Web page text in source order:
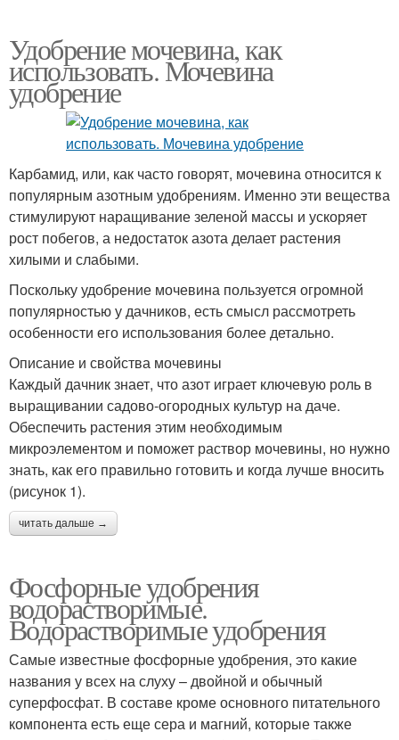
Удобрение мочевина, как
использовать. Мочевина
удобрение
Карбамид, или, как часто говорят, мочевина относится к
популярным азотным удобрениям. Именно эти вещества
стимулируют наращивание зеленой массы и ускоряет
рост побегов, а недостаток азота делает растения
хилыми и слабыми.
Поскольку удобрение мочевина пользуется огромной
популярностью у дачников, есть смысл рассмотреть
особенности его использования более детально.
Описание и свойства мочевины
Каждый дачник знает, что азот играет ключевую роль в
выращивании садово-огородных культур на даче.
Обеспечить растения этим необходимым
микроэлементом и поможет раствор мочевины, но нужно
знать, как его правильно готовить и когда лучше вносить
(рисунок 1).
читать дальше →
Фосфорные удобрения
водорастворимые.
Водорастворимые удобрения
Самые известные фосфорные удобрения, это какие
названия у всех на слуху – двойной и обычный
суперфосфат. В составе кроме основного питательного
компонента есть еще сера и магний, которые также